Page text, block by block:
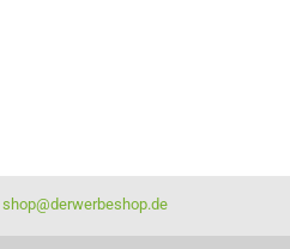
shop@derwerbeshop.de